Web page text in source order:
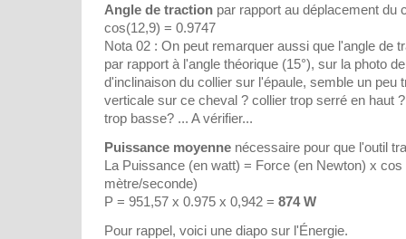
Angle de traction par rapport au déplacement du
cos(12,9) = 0.9747
Nota 02 : On peut remarquer aussi que l'angle de
par rapport à l'angle théorique (15°), sur la photo
d'inclinaison du collier sur l'épaule, semble un peu
verticale sur ce cheval ? collier trop serré en haut
trop basse? ... A vérifier...
Puissance moyenne nécessaire pour que l'outil
La Puissance (en watt) = Force (en Newton) x
mètre/seconde)
P = 951,57 x 0.975 x 0,942 = 874 W
Pour rappel, voici une diapo sur l'Énergie.